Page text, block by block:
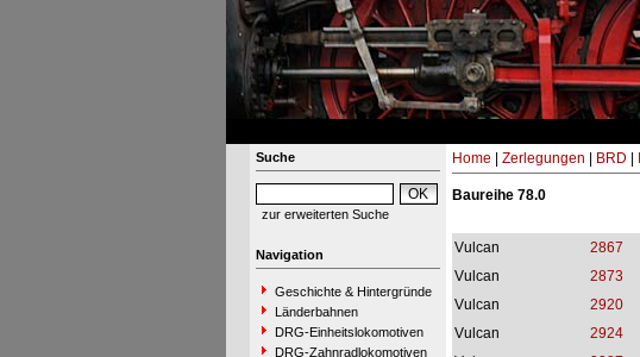
Suche
zur erweiterten Suche
Navigation
Geschichte & Hintergründe
Länderbahnen
DRG-Einheitslokomotiven
DRG-Zahnradlokomotiven
Home Zerlegungen BRD
Baureihe 78.0
Vulcan 2867
Vulcan
2873
Vulcan
2920
Vulcan
2924